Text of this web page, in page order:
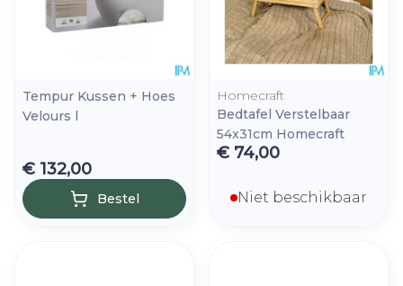
Tempur Kussen + Hoes
Velours l
€ 132,00
Bestel
Homecraft
Bedtafel Verstelbaar
54x31cm Homecraft
€ 74,00
Niet beschikbaar